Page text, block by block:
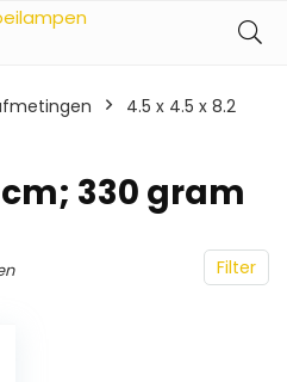
‎4.5 x 4.5 x 8.2
cm; 330 gram
Filter